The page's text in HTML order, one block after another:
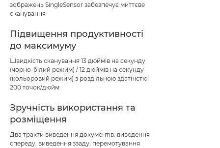
зображень SingleSensor забезпечує миттєве
сканування
Підвищення продуктивності
до максимуму
Швидкість сканування 13 дюймів на секунду
(чорно-білий режим) / 12 дюймів на секунду
(кольоровий режим) з роздільною здатністю
200 точок/дюйм
Зручність використання та
розміщення
Два тракти виведення документів: виведення
спереду, виведення ззаду, перемотування